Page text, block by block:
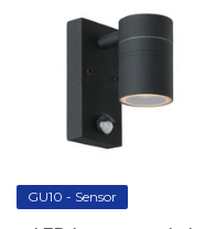
GU10 - Sensor